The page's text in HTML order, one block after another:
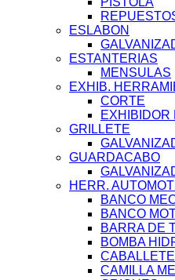
ESLABON
ESTANTERIAS
MENSULAS
EXHIB.
CORTE
EXHIBIDOR
GRILLETE
GUARDACABO
HERR.
BANCO
BANCO
BARRA DE
BOMBA
CAMILLA